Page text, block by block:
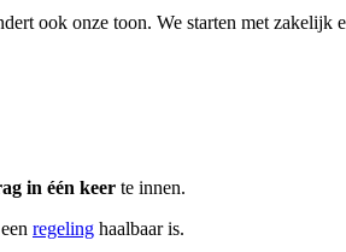
ook onze toon. We starten met zakelijk
in één keer te innen.
regeling haalbaar is.